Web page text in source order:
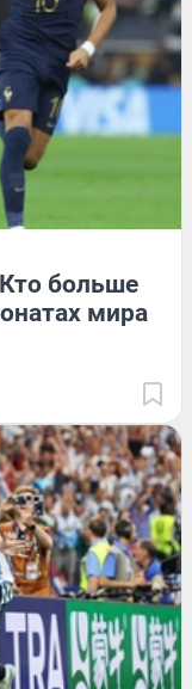
больше
мира